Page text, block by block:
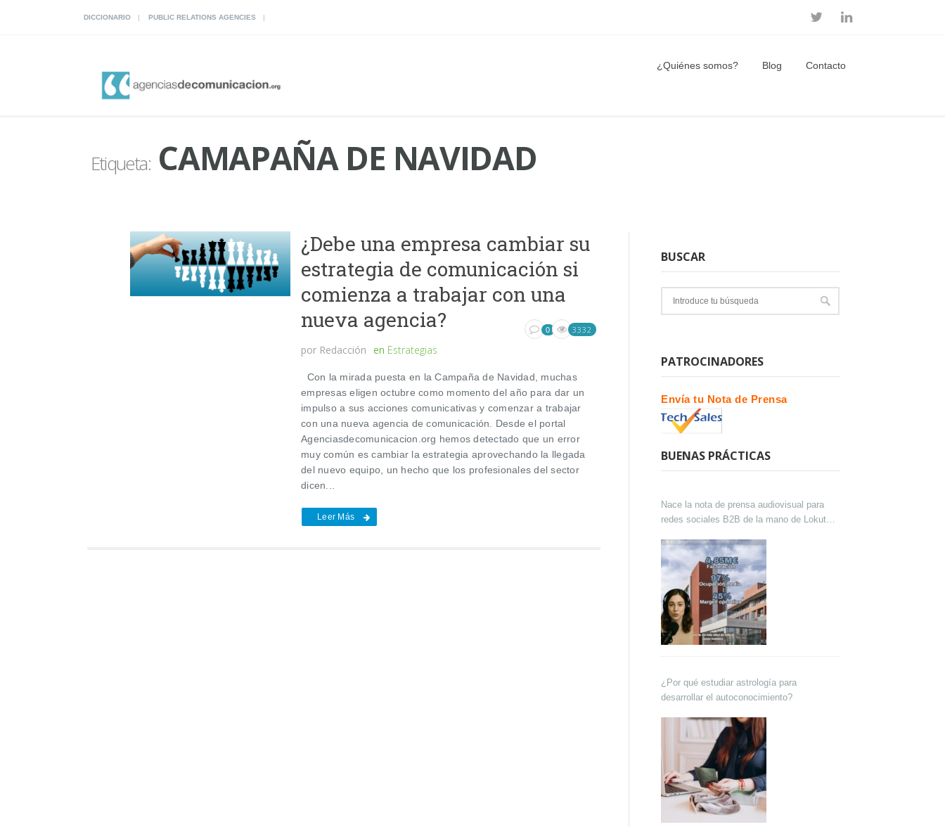
DICCIONARIO PUBLIC RELATIONS AGENCIES
¿Quiénes somos? Blog Contacto
Etiqueta:CAMAPAÑA DE NAVIDAD
¿Debe una empresa cambiar su
estrategia de comunicación si
comienza a trabajar con una
nueva agencia?
por Redacción en Estrategias
0 3332
Con la mirada puesta en la Campaña de Navidad, muchas
empresas eligen octubre como momento del año para dar un
impulso a sus acciones comunicativas y comenzar a trabajar
con una nueva agencia de comunicación. Desde el portal
Agenciasdecomunicacion.org hemos detectado que un error
muy común es cambiar la estrategia aprovechando la llegada
del nuevo equipo, un hecho que los profesionales del sector
dicen...
Leer Más
BUSCAR
PATROCINADORES
Envía tu Nota de Prensa
BUENAS PRÁCTICAS
Nace la nota de prensa audiovisual para
redes sociales B2B de la mano de Lokutor
¿Por qué estudiar astrología para
desarrollar el autoconocimiento?